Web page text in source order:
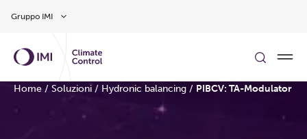
Gruppo IMI
Home / Soluzioni / Hydronic balancing / PIBCV: TA-Modulator